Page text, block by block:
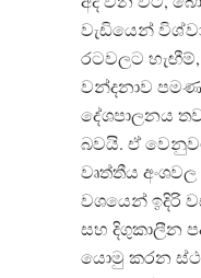
වැඩියෙන්
රටවලට
වන්දනාව
දේශපාලනය
බවයි. ඒ
වෘත්තීය
වශයෙන් ඉදිරි
සහ දිගුකාලීන
යොමු කරන